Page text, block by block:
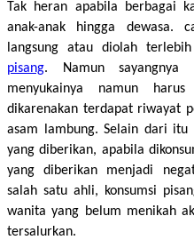
Tak heran apabila berbagai
anak-anak hingga dewasa.
langsung atau diolah
pisang. Namun sayangnya
menyukainya namun
dikarenakan terdapat riwayat
asam lambung. Selain dari itu
yang diberikan, apabila
yang diberikan menjadi
salah satu ahli, konsumsi
wanita yang belum menikah
tersalurkan.